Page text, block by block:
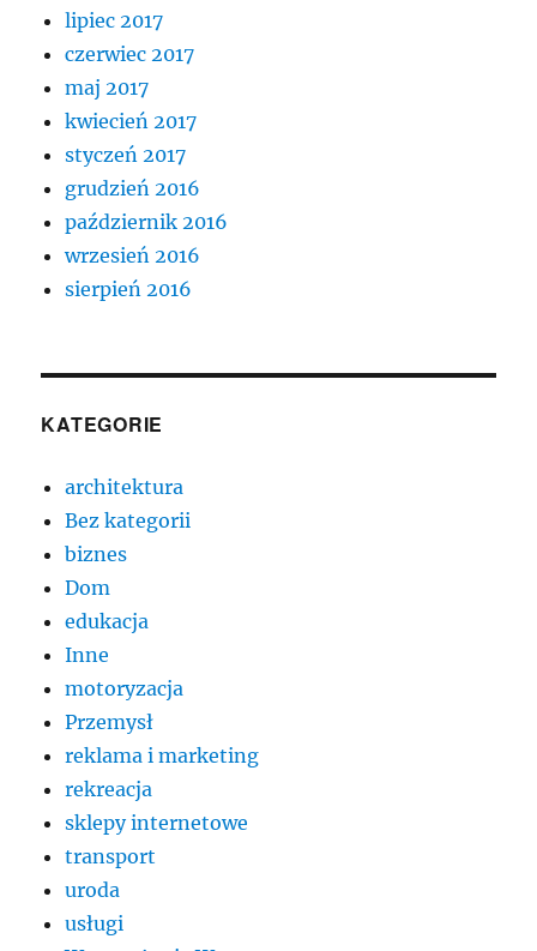
lipiec 2017
czerwiec 2017
maj 2017
kwiecień 2017
styczeń 2017
grudzień 2016
październik 2016
wrzesień 2016
sierpień 2016
KATEGORIE
architektura
Bez kategorii
biznes
Dom
edukacja
Inne
motoryzacja
Przemysł
reklama i marketing
rekreacja
sklepy internetowe
transport
uroda
usługi